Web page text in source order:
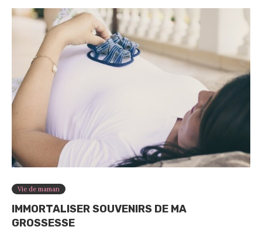
Vie de maman
IMMORTALISER SOUVENIRS DE MA
GROSSESSE